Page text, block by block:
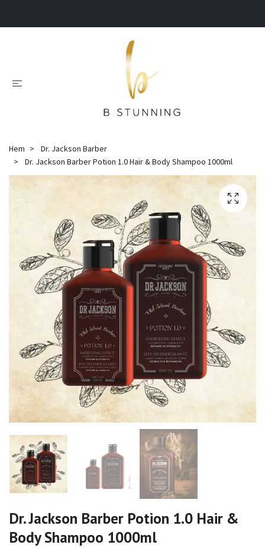
Hem
Dr. Jackson Barber
Dr. Jackson Barber Potion 1.0 Hair & Body Shampoo 1000ml
Dr. Jackson Barber Potion 1.0 Hair &
Body Shampoo 1000ml